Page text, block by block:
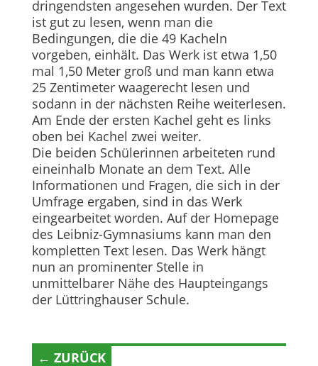
dringendsten angesehen wurden. Der Text
ist gut zu lesen, wenn man die
Bedingungen, die die 49 Kacheln
vorgeben, einhält. Das Werk ist etwa 1,50
mal 1,50 Meter groß und man kann etwa
25 Zentimeter waagerecht lesen und
sodann in der nächsten Reihe weiterlesen.
Am Ende der ersten Kachel geht es links
oben bei Kachel zwei weiter.
Die beiden Schülerinnen arbeiteten rund
eineinhalb Monate an dem Text. Alle
Informationen und Fragen, die sich in der
Umfrage ergaben, sind in das Werk
eingearbeitet worden. Auf der Homepage
des Leibniz-Gymnasiums kann man den
kompletten Text lesen. Das Werk hängt
nun an prominenter Stelle in
unmittelbarer Nähe des Haupteingangs
der Lüttringhauser Schule.
← ZURÜCK